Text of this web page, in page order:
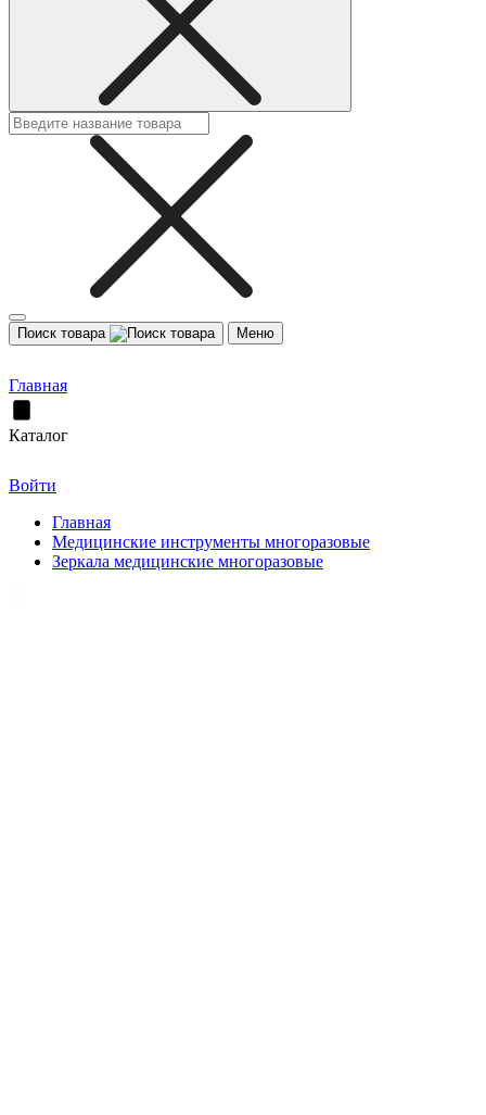
Поиск товара Меню
Главная
Каталог
Войти
Главная
Медицинские инструменты многоразовые
Зеркала медицинские многоразовые